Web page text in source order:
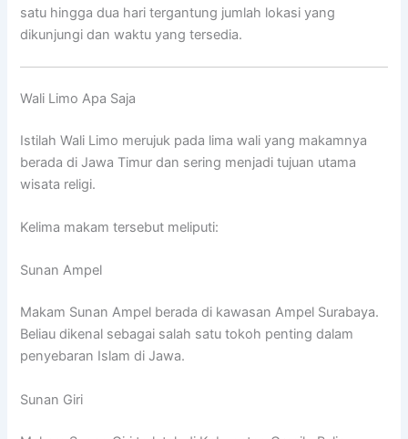
satu hingga dua hari tergantung jumlah lokasi yang
dikunjungi dan waktu yang tersedia.
Wali Limo Apa Saja
Istilah Wali Limo merujuk pada lima wali yang makamnya
berada di Jawa Timur dan sering menjadi tujuan utama
wisata religi.
Kelima makam tersebut meliputi:
Sunan Ampel
Makam Sunan Ampel berada di kawasan Ampel Surabaya.
Beliau dikenal sebagai salah satu tokoh penting dalam
penyebaran Islam di Jawa.
Sunan Giri